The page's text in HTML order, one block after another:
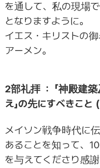
を通して、私の現場
となりますように。
イエス・キリストの
アーメン。
2部礼拝 ： 「神殿建
え」の先にすべきこ
メイソン戦争時代に
あることを知って、
を与えてくださり感謝